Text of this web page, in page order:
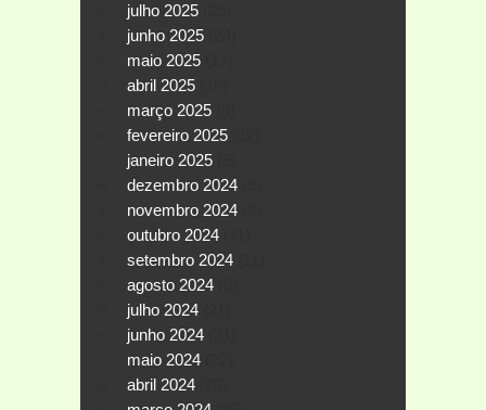
julho 2025
junho 2025
maio 2025
abril 2025
março 2025
fevereiro 2025
janeiro 2025
dezembro 2024
novembro 2024
outubro 2024
setembro 2024
agosto 2024
julho 2024
junho 2024
maio 2024
abril 2024